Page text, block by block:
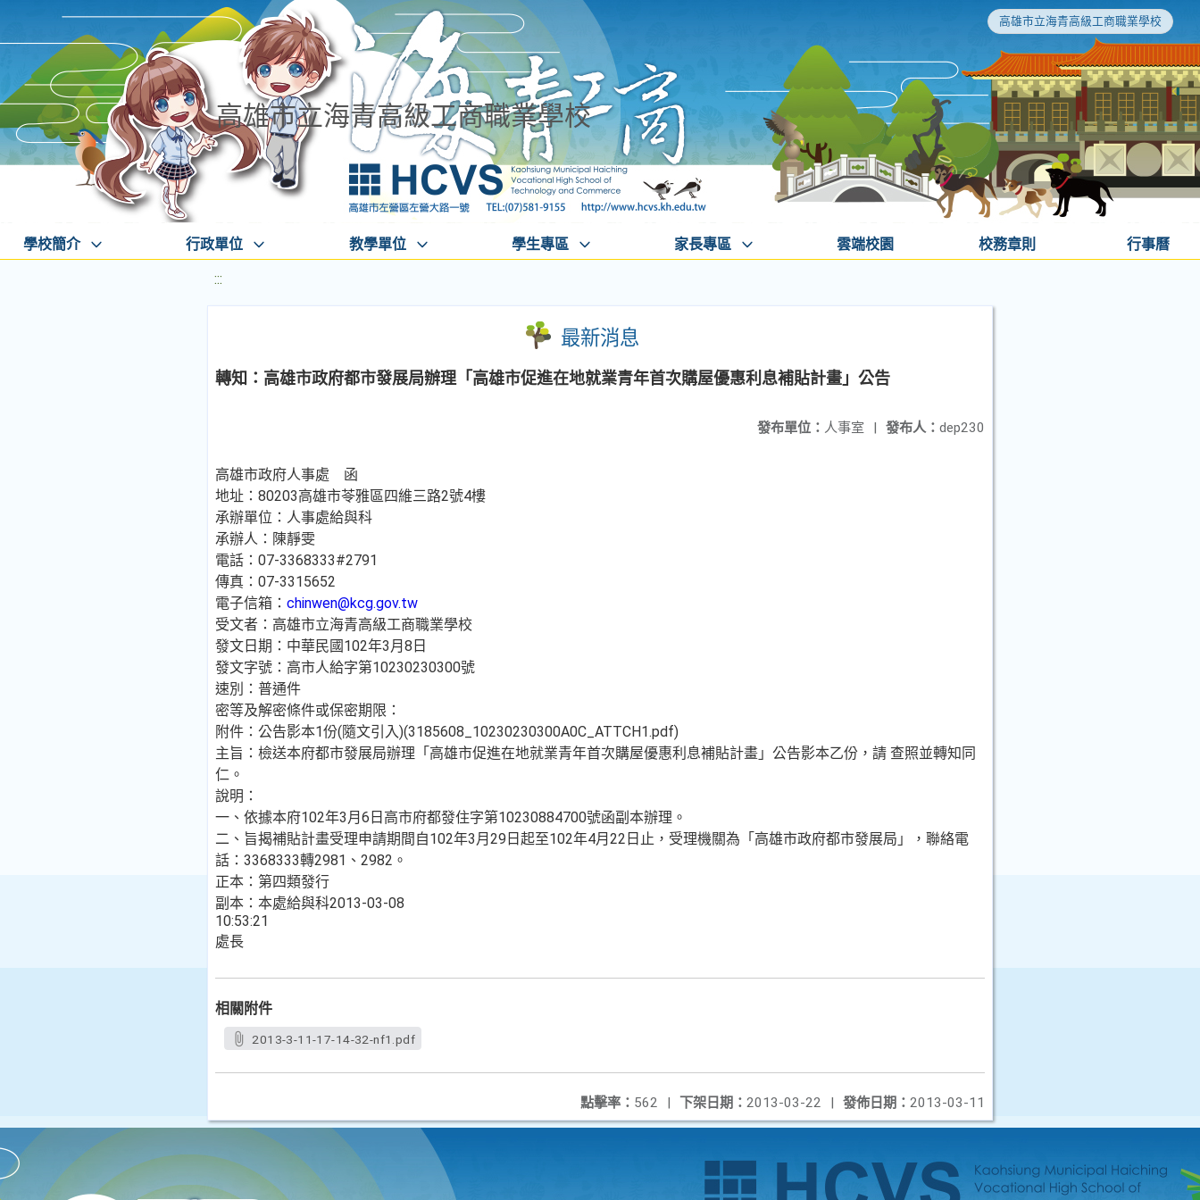
高雄市立海青高級工商職業學校
高雄市立海青高級工商職業學校
學校簡介 行政單位 教學單位 學生專區 家長專區 雲端校園 校務章則 行事曆
:::
最新消息
轉知：高雄市政府都市發展局辦理「高雄市促進在地就業青年首次購屋優惠利息補貼計畫」公告
發布人： dep230
發布單位： 人事室 |
高雄市政府人事處 函
地址：80203高雄市苓雅區四維三路2號4樓
承辦單位：人事處給與科
承辦人：陳靜雯
電話：07-3368333#2791
傳真：07-3315652
電子信箱： chinwen@kcg.gov.tw
受文者：高雄市立海青高級工商職業學校
發文日期：中華民國102年3月8日
發文字號：高市人給字第10230230300號
速別：普通件
密等及解密條件或保密期限：
附件：公告影本1份(隨文引入)(3185608_10230230300A0C_ATTCH1.pdf)
主旨：檢送本府都市發展局辦理「高雄市促進在地就業青年首次購屋優惠利息補貼計畫」公告影本乙份，請 查照並轉知同
仁。
說明：
一、依據本府102年3月6日高市府都發住字第10230884700號函副本辦理。
二、旨揭補貼計畫受理申請期間自102年3月29日起至102年4月22日止，受理機關為「高雄市政府都市發展局」，聯絡電
話：3368333轉2981、2982。
正本：第四類發行
副本：本處給與科2013-03-08
10:53:21
處長
相關附件
2013-3-11-17-14-32-nf1.pdf
發佈日期： 2013-03-11
下架日期： 2013-03-22 |
點擊率： 562 |